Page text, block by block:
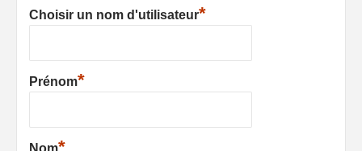
Choisir un nom d'utilisateur*
Prénom*
*